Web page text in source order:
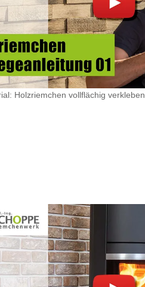
Holzriemchen vollflächig verkleben